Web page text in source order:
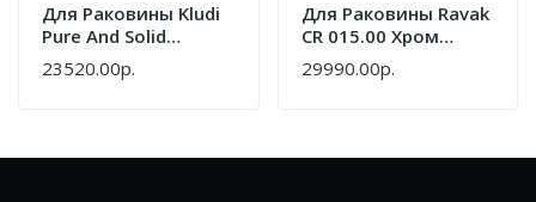
Для Раковины Kludi
Pure And Solid
340240575
23520.00р.
Для Раковины Ravak
CR 015.00 Хром
X070100
29990.00р.